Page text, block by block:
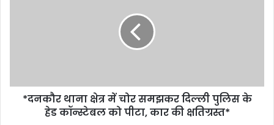
*दनकौर थाना क्षेत्र में चोर समझकर दिल्ली पुलिस के
हेड कॉन्स्टेबल को पीटा, कार की क्षतिग्रस्त*